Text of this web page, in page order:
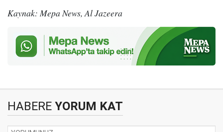
Kaynak: Mepa News, Al Jazeera
HABERE YORUM KAT